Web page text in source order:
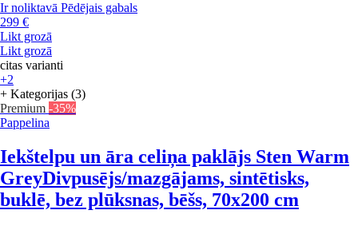
Ir noliktavā Pēdējais gabals
299 €
Likt grozā
Likt grozā
citas varianti
+2
+ Kategorijas (3)
Premium -35%
Pappelina
Iekštelpu un āra celiņa paklājs Sten Warm
GreyDivpusējs/mazgājams, sintētisks,
buklē, bez plūksnas, bēšs, 70x200 cm